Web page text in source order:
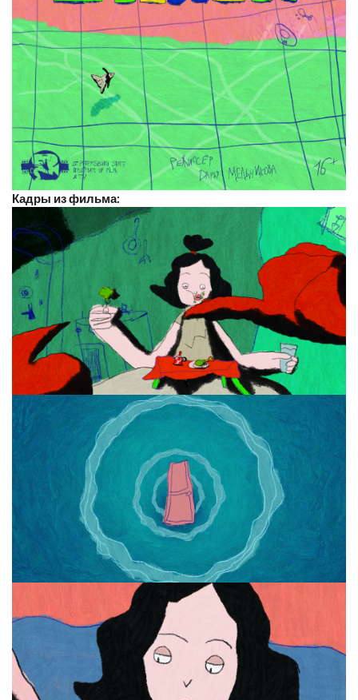
Кадры из фильма: